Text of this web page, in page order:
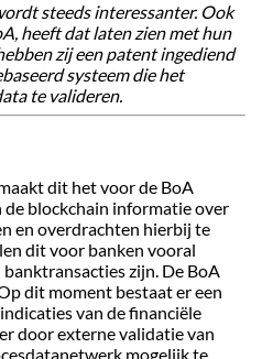
steeds interessanter. Ook
heeft dat laten zien met hun
zij een patent ingediend
systeem die het
te valideren.
dit het voor de BoA
blockchain informatie over
en overdrachten hierbij te
dit voor banken vooral
zijn. De BoA
dit moment bestaat er een
van de financiële
door externe validatie van
mogelijk te